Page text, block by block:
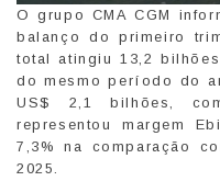
O grupo CMA CGM
balanço do primeiro
total atingiu 13,2
do mesmo período do
US$ 2,1 bilhões,
representou margem
7,3% na comparação
2025.